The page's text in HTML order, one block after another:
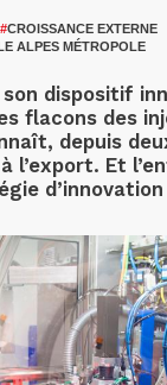
#CROISSANCE EXTERNE
ALPES MÉTROPOLE
son dispositif
flacons des
depuis
l’export. Et